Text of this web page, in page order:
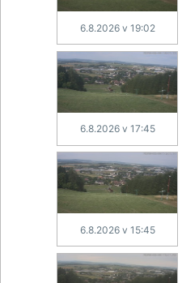
6.8.2026 v 19:02
6.8.2026 v 17:45
6.8.2026 v 15:45